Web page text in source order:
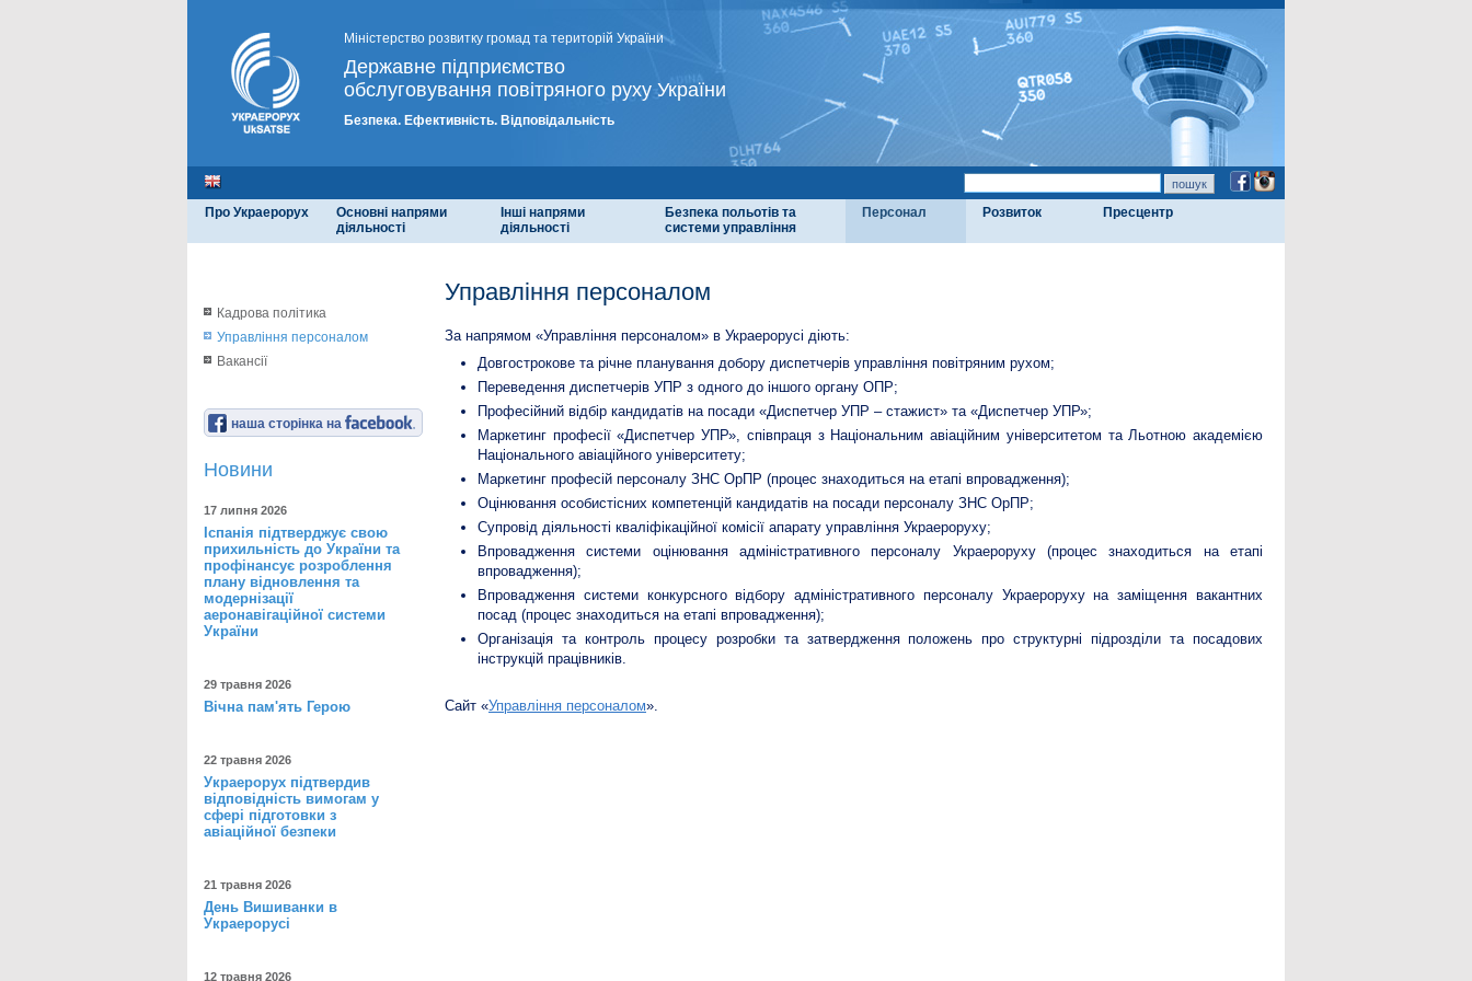
Міністерство розвитку громад та територій України
Державне підприємство
обслуговування повітряного руху України
Безпека. Ефективність. Відповідальність
Про Украерорух
Основні напрями
діяльності
Інші напрями
діяльності
Безпека польотів та
системи управління
Персонал Розвиток Пресцентр
Кадрова політика
Управління персоналом
Вакансії
наша сторінка на
Новини
17 липня 2026
Іспанія підтверджує свою
прихильність до України та
профінансує розроблення
плану відновлення та
модернізації
аеронавігаційної системи
України
29 травня 2026
Вічна пам'ять Герою
22 травня 2026
Украерорух підтвердив
відповідність вимогам у
сфері підготовки з
авіаційної безпеки
21 травня 2026
День Вишиванки в
Украерорусі
12 травня 2026
Управління персоналом
За напрямом «Управління персоналом» в Украерорусі діють:
Довгострокове та річне планування добору диспетчерів управління повітряним рухом;
Переведення диспетчерів УПР з одного до іншого органу ОПР;
Професійний відбір кандидатів на посади «Диспетчер УПР – стажист» та «Диспетчер УПР»;
Маркетинг професії «Диспетчер УПР», співпраця з Національним авіаційним університетом та Льотною академією
Національного авіаційного університету;
Маркетинг професій персоналу ЗНС ОрПР (процес знаходиться на етапі впровадження);
Оцінювання особистісних компетенцій кандидатів на посади персоналу ЗНС ОрПР;
Супровід діяльності кваліфікаційної комісії апарату управління Украероруху;
Впровадження системи оцінювання адміністративного персоналу Украероруху (процес знаходиться на етапі
впровадження);
Впровадження системи конкурсного відбору адміністративного персоналу Украероруху на заміщення вакантних
посад (процес знаходиться на етапі впровадження);
Організація та контроль процесу розробки та затвердження положень про структурні підрозділи та посадових
інструкцій працівників.
Сайт «Управління персоналом».